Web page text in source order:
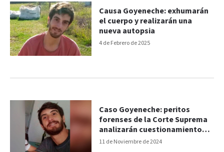
4 de Febrero de 2025
Causa Goyeneche: exhumarán
el cuerpo y realizarán una
nueva autopsia
11 de Noviembre de 2024
Caso Goyeneche: peritos
forenses de la Corte Suprema
analizarán cuestionamientos
realizados a la autopsia